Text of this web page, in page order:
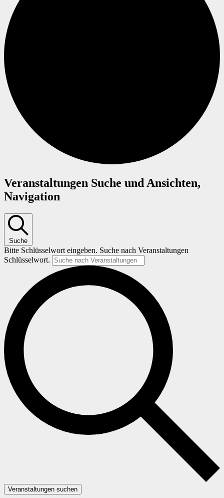
Veranstaltungen
für
Juni
2026
Veranstaltungen Suche und Ansichten,
Navigation
Suche
Bitte Schlüsselwort eingeben. Suche nach Veranstaltungen
Schlüsselwort.
Veranstaltungen suchen